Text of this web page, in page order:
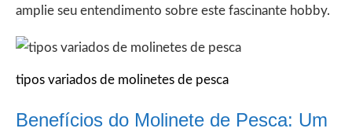
amplie seu entendimento sobre este fascinante hobby.
tipos variados de molinetes de pesca
Benefícios do Molinete de Pesca: Um